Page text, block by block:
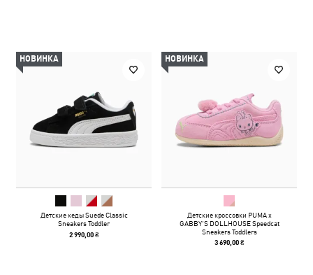
НОВИНКА
Детские кеды Suede Classic
Sneakers Toddler
2 990,00 ₴
НОВИНКА
Детские кроссовки PUMA x
GABBY'S DOLLHOUSE Speedcat
Sneakers Toddlers
3 690,00 ₴